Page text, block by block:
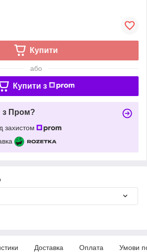
Купити
або
Купити з
з Пром?
захистом
Доставка Оплата Умови